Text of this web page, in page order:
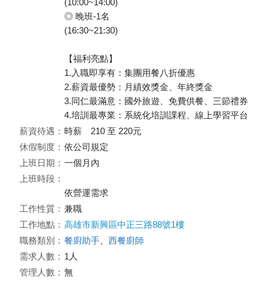
(10:00~14:00)
◎ 晚班-1名
(16:30~21:30)
【福利亮點】
1.入職即享有：集團用餐八折優惠
2.薪資最優勢：月績效獎金、年終獎金
3.同仁最滿意：國外旅遊、免費供餐、三節禮券
4.培訓最專業：系統化培訓課程、線上學習平台
薪資待遇： 時薪 210 至 220元
休假制度： 依公司規定
上班日期： 一個月內
上班時段：
依營運需求
工作性質： 兼職
工作地點： 高雄市新興區中正三路88號1樓
職務類別： 餐廚助手
西餐廚師
需求人數： 1人
管理人數： 無